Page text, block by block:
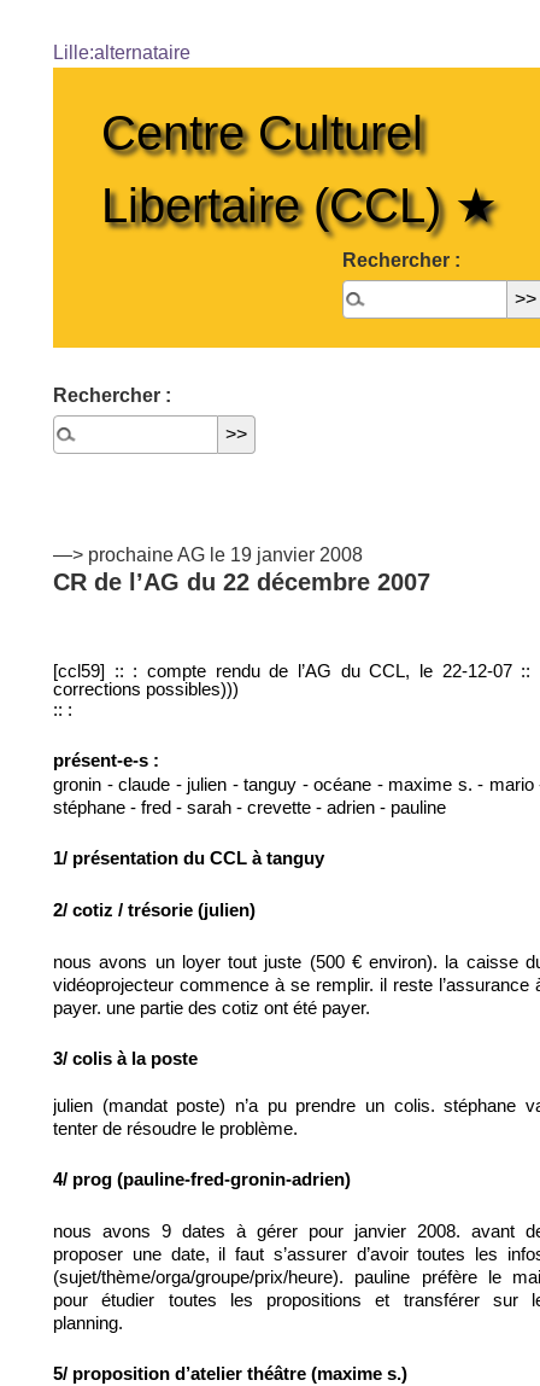
Lille:alternataire
Centre Culturel
Libertaire (CCL) ★
Rechercher :
Rechercher :
—> prochaine AG le 19 janvier 2008
CR de l’AG du 22 décembre 2007
[ccl59] :: : compte rendu de l’AG du CCL, le 22-12-07 ::
corrections possibles)))
:: :
présent-e-s :
gronin - claude - julien - tanguy - océane - maxime s. - mario
stéphane - fred - sarah - crevette - adrien - pauline
1/ présentation du CCL à tanguy
2/ cotiz / trésorie (julien)
nous avons un loyer tout juste (500 € environ). la caisse
vidéoprojecteur commence à se remplir. il reste l’assurance
payer. une partie des cotiz ont été payer.
3/ colis à la poste
julien (mandat poste) n’a pu prendre un colis. stéphane
tenter de résoudre le problème.
4/ prog (pauline-fred-gronin-adrien)
nous avons 9 dates à gérer pour janvier 2008. avant
proposer une date, il faut s’assurer d’avoir toutes les
(sujet/thème/orga/groupe/prix/heure). pauline préfère le
pour étudier toutes les propositions et transférer sur
planning.
5/ proposition d’atelier théâtre (maxime s.)